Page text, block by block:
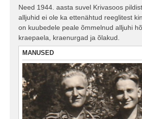
i
t
u
s
Need 1944. aasta suvel Krivasoos
alljuhid ei ole ka ettenähtud reeglitest
on kuubedele peale õmmelnud alljuhi
kraepaela, kraenurgad ja õlakud.
MANUSED